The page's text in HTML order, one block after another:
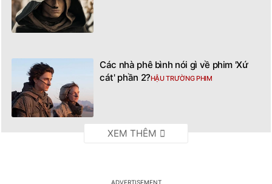
Các nhà phê bình nói gì về phim 'Xứ
cát' phần 2?HẬU TRƯỜNG PHIM